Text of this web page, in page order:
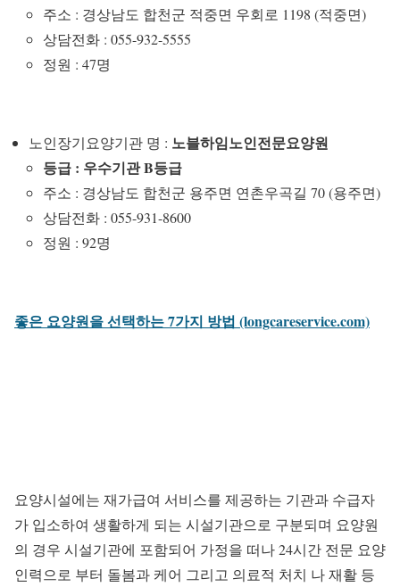
주소 : 경상남도 합천군 적중면 우회로 1198 (적중면)
상담전화 : 055-932-5555
정원 : 47명
노인장기요양기관 명 : 노블하임노인전문요양원
등급 : 우수기관 B등급
주소 : 경상남도 합천군 용주면 연촌우곡길 70 (용주면)
상담전화 : 055-931-8600
정원 : 92명
좋은 요양원을 선택하는 7가지 방법 (longcareservice.com)
요양시설에는 재가급여 서비스를 제공하는 기관과 수급자
가 입소하여 생활하게 되는 시설기관으로 구분되며 요양원
의 경우 시설기관에 포함되어 가정을 떠나 24시간 전문 요양
인력으로 부터 돌봄과 케어 그리고 의료적 처치 나 재활 등